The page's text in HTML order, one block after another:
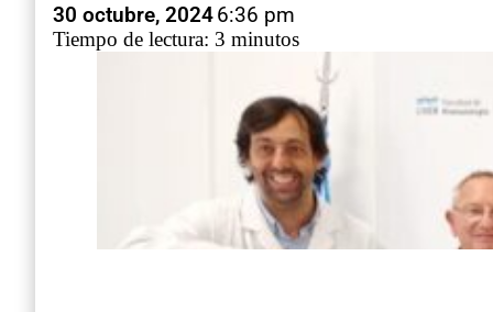
30 octubre, 20246:36 pm
Tiempo de lectura: 3 minutos